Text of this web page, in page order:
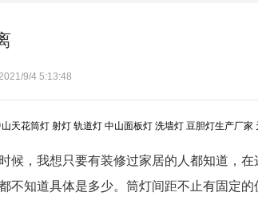
9/4 5:13:48
天花筒灯 射灯 轨道灯 中山面板灯 洗墙灯 豆胆灯生产厂家
候，我想只要有装修过家居的人都知道，
不知道具体是多少。筒灯间距不止有固定